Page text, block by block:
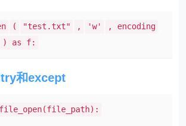
( "test.txt" , 'w'
, encoding
) as f:
和except